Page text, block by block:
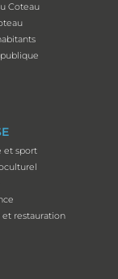
Coteau
et sport
et restauration